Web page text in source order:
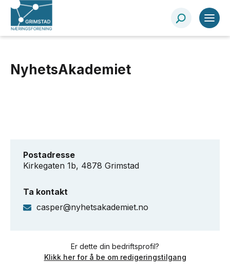
NyhetsAkademiet
Postadresse
Kirkegaten 1b, 4878 Grimstad
Ta kontakt
casper@nyhetsakademiet.no
Er dette din bedriftsprofil?
Klikk her for å be om redigeringstilgang